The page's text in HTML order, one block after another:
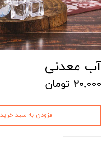
آب معدنی
۲۰,۰۰۰ تومان
افزودن به سبد خرید